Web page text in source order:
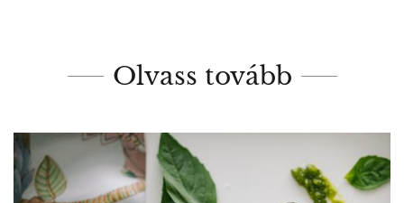
Olvass tovább